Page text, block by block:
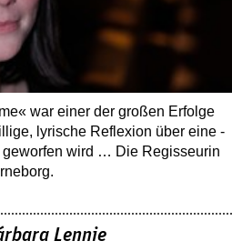
war einer der großen Erfolge
lyrische Reflexion über eine
geworfen wird … Die Regisseurin
Lennie